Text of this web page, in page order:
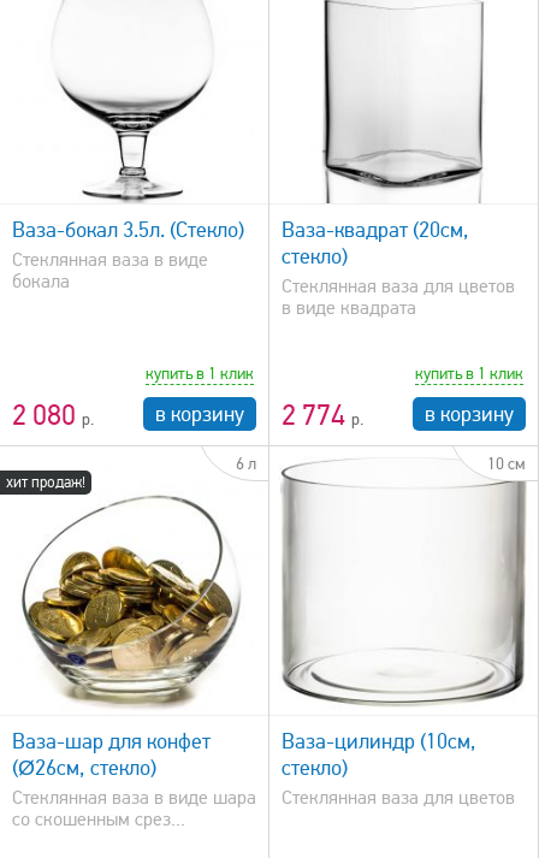
Ваза-бокал 3.5л. (Стекло)
Стеклянная ваза в виде
бокала
2 080
купить в 1 клик
в корзину
быстрый просмотр
Ваза-квадрат (20см,
стекло)
Стеклянная ваза для цветов
в виде квадрата
2 774
купить в 1 клик
в корзину
хит продаж!
6 л
Ваза-шар для конфет
(Ø26см, стекло)
Стеклянная ваза в виде шара
со скошенным срез...
10 см
быстрый просмотр
Ваза-цилиндр (10см,
стекло)
Стеклянная ваза для цветов